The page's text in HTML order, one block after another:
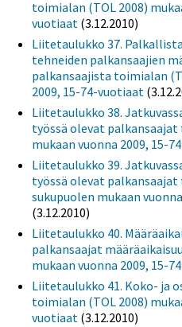
toimialan (TOL 2008)
vuotiaat (3.12.2010)
Liitetaulukko 37.
tehneiden palkansaajien
palkansaajista toimialan
2009, 15-74-vuotiaat
Liitetaulukko 38.
työssä olevat
mukaan vuonna 2009, 15-
Liitetaulukko 39.
työssä olevat
sukupuolen mukaan
(3.12.2010)
Liitetaulukko 40.
palkansaajat
mukaan vuonna 2009, 15-
Liitetaulukko 41. Koko- ja
toimialan (TOL 2008)
vuotiaat (3.12.2010)